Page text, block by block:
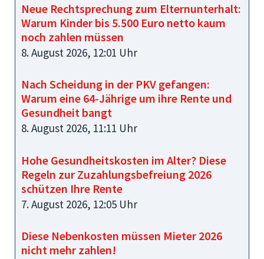
Neue Rechtsprechung zum Elternunterhalt:
Warum Kinder bis 5.500 Euro netto kaum
noch zahlen müssen
8. August 2026, 12:01 Uhr
Nach Scheidung in der PKV gefangen:
Warum eine 64‑Jährige um ihre Rente und
Gesundheit bangt
8. August 2026, 11:11 Uhr
Hohe Gesundheitskosten im Alter? Diese
Regeln zur Zuzahlungsbefreiung 2026
schützen Ihre Rente
7. August 2026, 12:05 Uhr
Diese Nebenkosten müssen Mieter 2026
nicht mehr zahlen!